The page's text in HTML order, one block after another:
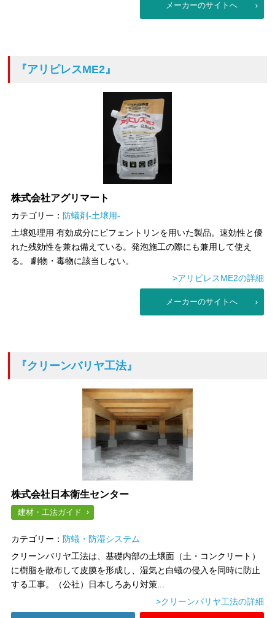
メーカーのサイトへ
『アリピレスME2』
株式会社アグリマート
カテゴリー： 防蟻剤-土壌用-
土壌処理用 有効成分にビフェントリンを用いた製品。速効性と優
れた残効性を兼ね備えている。発泡施工の際にも兼用して使え
る。 劇物・毒物に該当しない。
>アリピレスME2の詳細
メーカーのサイトへ
『クリーンバリヤ工法』
株式会社日本衛生センター
建材・工法ガイド
カテゴリー： 防蟻・防湿システム
クリーンバリヤ工法は、基礎内部の土壌面（土・コンクリート）
に樹脂を散布して皮膜を形成し、湿気と白蟻の侵入を同時に防止
する工事。（公社）日本しろあり対策...
>クリーンバリヤ工法の詳細